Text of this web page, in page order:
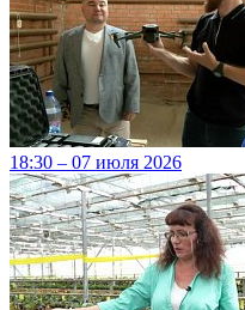
18:30 – 07 июля 2026